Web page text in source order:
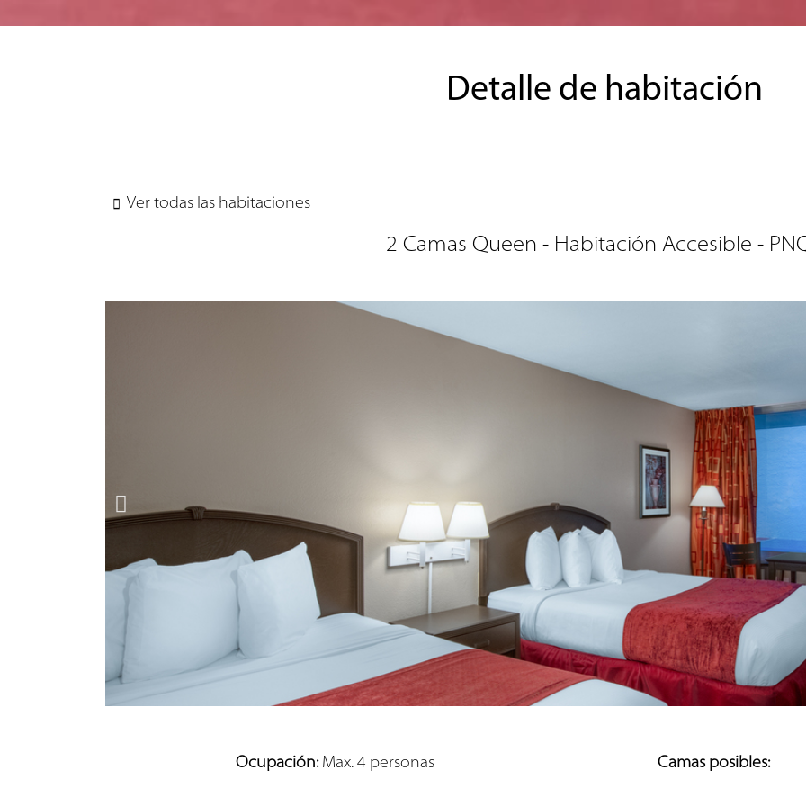
Detalle de habitación
Ver todas las habitaciones
2 Camas Queen - Habitación Accesible -
Ocupación:Max. 4 personas Camas posibles: